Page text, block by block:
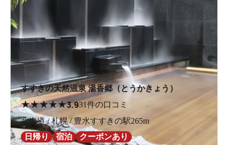
すすきの天然温泉 湯香郷（とうかきょう）
★★★★★3.931件の口コミ
北海道 / 札幌 / 豊水すすきの駅265m
日帰り
宿泊 クーポンあり